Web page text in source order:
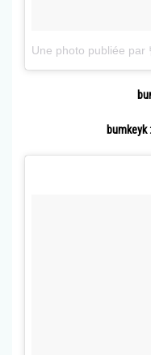
Une photo publiée par
bumkeyk :